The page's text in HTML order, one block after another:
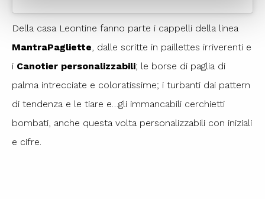
Della casa Leontine fanno parte i cappelli della linea
MantraPagliette, dalle scritte in paillettes irriverenti e
i Canotier personalizzabili; le borse di paglia di
palma intrecciate e coloratissime; i turbanti dai pattern
di tendenza e le tiare e…gli immancabili cerchietti
bombati, anche questa volta personalizzabili con iniziali
e cifre.